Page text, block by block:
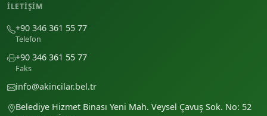
İLETIŞIM
+90 346 361 55 77
Telefon
+90 346 361 55 77
Faks
info@akincilar.bel.tr
Belediye Hizmet Binası Yeni Mah. Veysel Çavuş Sok. No: 52